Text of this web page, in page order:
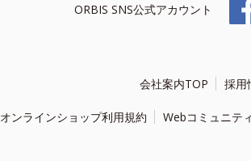
ORBIS SNS公式アカウント
会社案内TOP 採用
オンラインショップ利用規約 Webコミュニテ